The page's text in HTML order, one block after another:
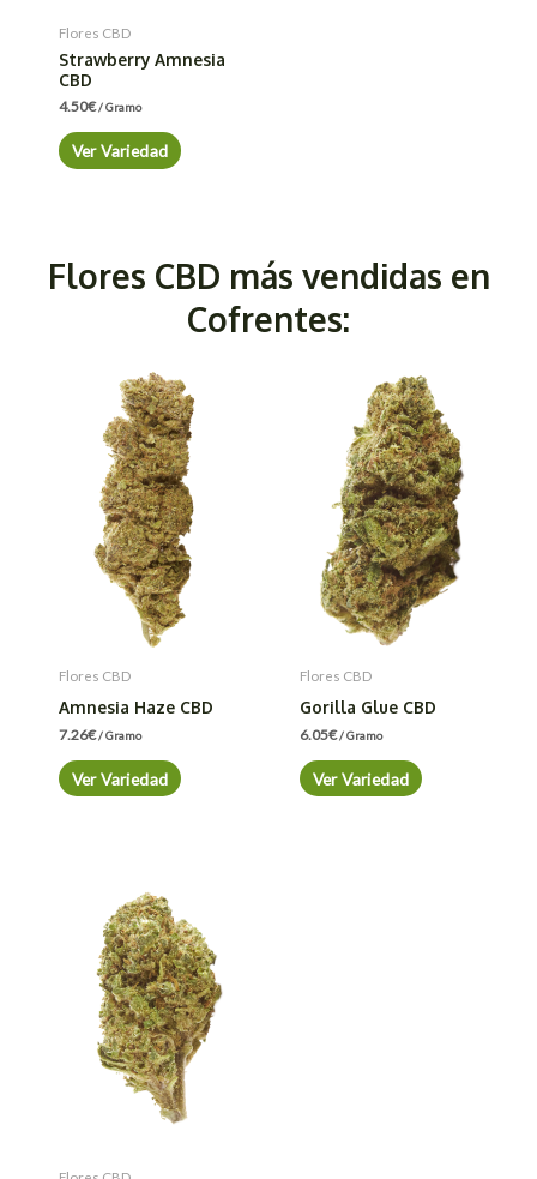
Flores CBD
Strawberry Amnesia
CBD
4.50€/ Gramo
Ver Variedad
Flores CBD más vendidas en
Cofrentes:
Flores CBD
Amnesia Haze CBD
7.26€/ Gramo
Ver Variedad
Flores CBD
Gorilla Glue CBD
6.05€/ Gramo
Ver Variedad